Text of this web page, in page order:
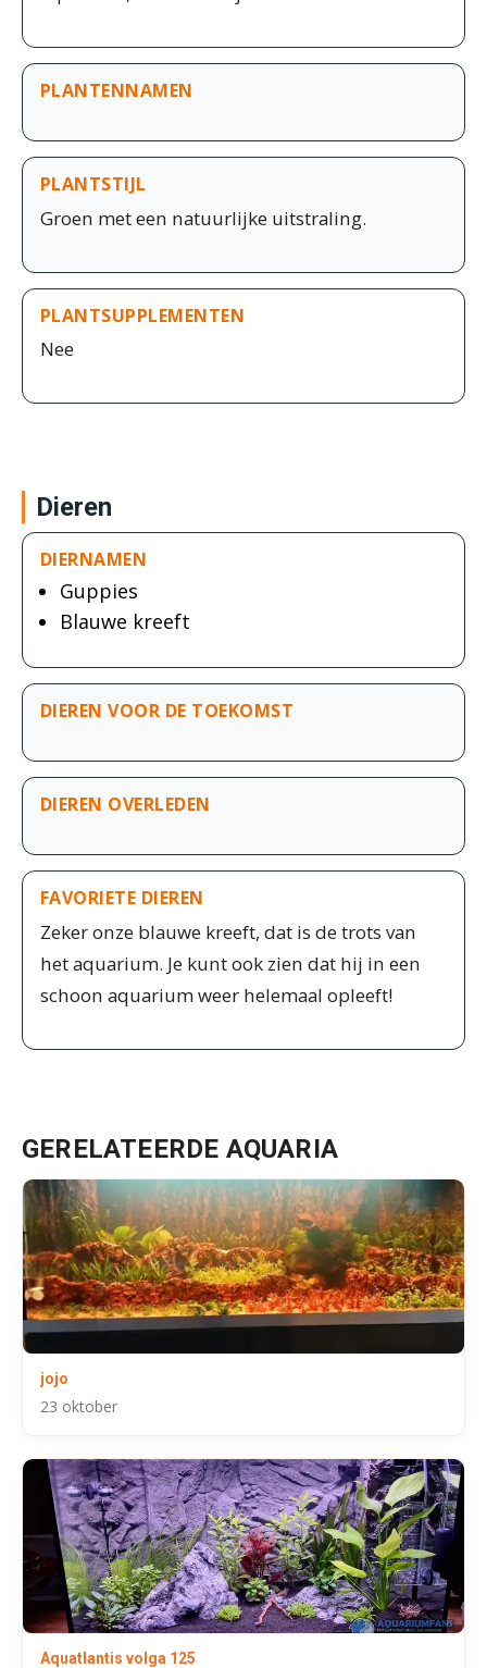
PLANTENNAMEN
PLANTSTIJL
Groen met een natuurlijke uitstraling.
PLANTSUPPLEMENTEN
Nee
Dieren
DIERNAMEN
Guppies
Blauwe kreeft
DIEREN VOOR DE TOEKOMST
DIEREN OVERLEDEN
FAVORIETE DIEREN
Zeker onze blauwe kreeft, dat is de trots van
het aquarium. Je kunt ook zien dat hij in een
schoon aquarium weer helemaal opleeft!
GERELATEERDE AQUARIA
jojo
23 oktober
Aquatlantis volga 125